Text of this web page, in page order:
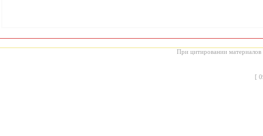
При цитировании материалов
[